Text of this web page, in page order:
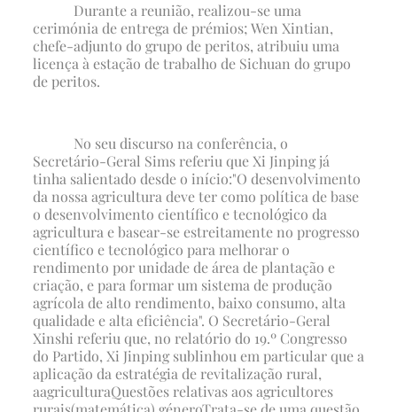
Durante a reunião, realizou-se uma
cerimónia de entrega de prémios; Wen Xintian,
chefe-adjunto do grupo de peritos, atribuiu uma
licença à estação de trabalho de Sichuan do grupo
de peritos.
No seu discurso na conferência, o
Secretário-Geral Sims referiu que Xi Jinping já
tinha salientado desde o início:"O desenvolvimento
da nossa agricultura deve ter como política de base
o desenvolvimento científico e tecnológico da
agricultura e basear-se estreitamente no progresso
científico e tecnológico para melhorar o
rendimento por unidade de área de plantação e
criação, e para formar um sistema de produção
agrícola de alto rendimento, baixo consumo, alta
qualidade e alta eficiência". O Secretário-Geral
Xinshi referiu que, no relatório do 19.º Congresso
do Partido, Xi Jinping sublinhou em particular que a
aplicação da estratégia de revitalização rural,
aagriculturaQuestões relativas aos agricultores